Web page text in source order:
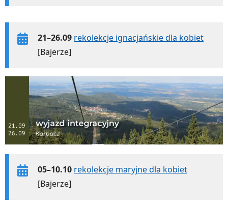
21–26.09 rekolekcje ignacjańskie dla kobiet
[Bajerze]
05–10.10 rekolekcje maryjne dla kobiet
[Bajerze]